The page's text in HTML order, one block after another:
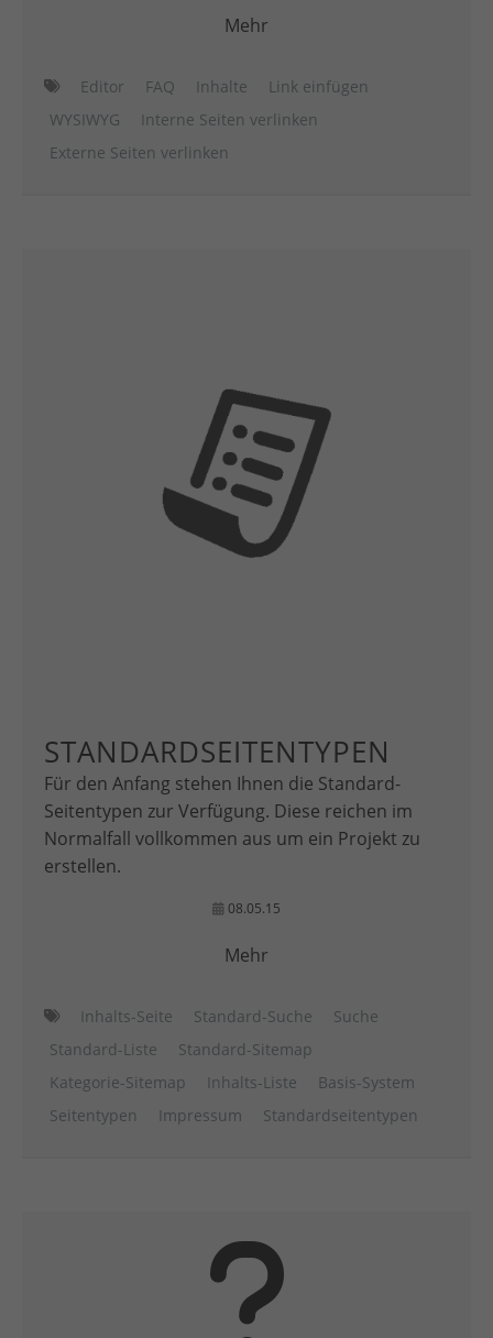
Mehr
Editor FAQ Inhalte
Link einfügen
WYSIWYG
Interne Seiten verlinken
Externe Seiten verlinken
STANDARDSEITENTYPEN
Für den Anfang stehen Ihnen die Standard-
Seitentypen zur Verfügung. Diese reichen im
Normalfall vollkommen aus um ein Projekt zu
erstellen.
08.05.15
Mehr
Inhalts-Seite Standard-Suche
Suche
Standard-Liste
Standard-Sitemap
Kategorie-Sitemap
Inhalts-Liste
Basis-System
Seitentypen
Impressum Standardseitentypen